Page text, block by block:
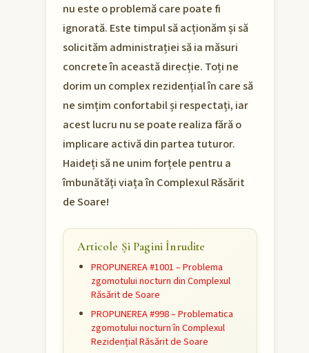
nu este o problemă care poate fi
ignorată. Este timpul să acționăm și să
solicităm administrației să ia măsuri
concrete în această direcție. Toți ne
dorim un complex rezidențial în care să
ne simțim confortabil și respectați, iar
acest lucru nu se poate realiza fără o
implicare activă din partea tuturor.
Haideți să ne unim forțele pentru a
îmbunătăți viața în Complexul Răsărit
de Soare!
Articole Și Pagini Înrudite
PROPUNEREA #1001 – Problema
zgomotului nocturn din Complexul
Răsărit de Soare
PROPUNEREA #998 – Problematica
zgomotului nocturn în Complexul
Rezidențial Răsărit de Soare